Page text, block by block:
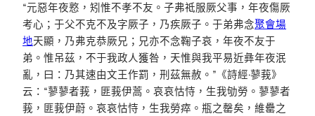
“元惡年夜憝，矧惟不孝不友。子弗祗服厥父事，年夜傷厥
考心；于父不克不及字厥子，乃疾厥子。于弟弗念聚會場
地天顯，乃弗克恭厥兄；兄亦不念鞠子哀，年夜不友于
弟。惟吊茲，不于我政人獲咎，天惟與我平易近彝年夜泯
亂，曰：乃其速由文王作罰，刑茲無赦。”《詩經·蓼莪》
云：“蓼蓼者莪，匪莪伊蒿。哀哀怙恃，生我劬勞。蓼蓼者
莪，匪莪伊蔚。哀哀怙恃，生我勞瘁。瓶之罄矣，維罍之